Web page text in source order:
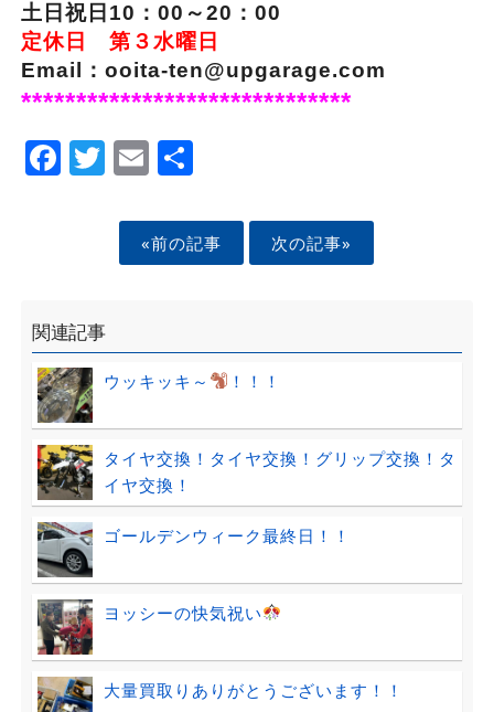
土日祝日10：00～20：00
定休日 第３水曜日
Email：ooita-ten@upgarage.com
******************************
Facebook
Twitter
EmailShare
«前の記事 次の記事»
関連記事
ウッキッキ～ ！！！
タイヤ交換！タイヤ交換！グリップ交換！タ
イヤ交換！
ゴールデンウィーク最終日！！
ヨッシーの快気祝い
大量買取りありがとうございます！！